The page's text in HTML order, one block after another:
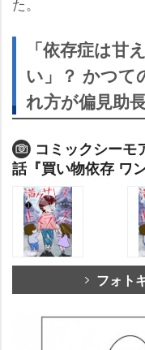
「依存症は甘
い」？ かつて
れ方が偏見助
コミックシーモ
話『買い物依存 ワ
フォト